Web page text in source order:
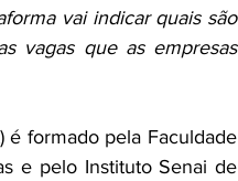
vai indicar quais são
vagas que as empresas
é formado pela Faculdade
e pelo Instituto Senai de